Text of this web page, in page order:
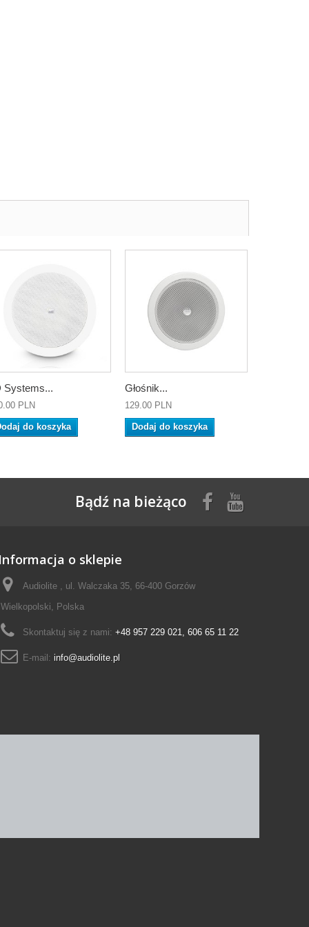
Systems...
PLN
do koszyka
Głośnik...
129.00 PLN
Dodaj do koszyka
Bądź na bieżąco
o sklepie
Audiolite , ul. Walczaka 35, 66-400 Gorzów
Wielkopolski, Polska
Skontaktuj się z nami: +48 957 229 021, 606 65 11 22
E-mail: info@audiolite.pl